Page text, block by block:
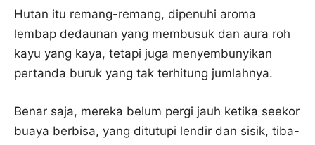
Hutan itu remang-remang, dipenuhi aroma
lembap dedaunan yang membusuk dan aura roh
kayu yang kaya, tetapi juga menyembunyikan
pertanda buruk yang tak terhitung jumlahnya.
Benar saja, mereka belum pergi jauh ketika seekor
buaya berbisa, yang ditutupi lendir dan sisik, tiba-